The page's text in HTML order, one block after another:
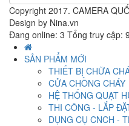
Copyright 2017. CAMERA
Design by Nina.vn
Đang online: 3 Tổng truy cập:
SẢN PHẨM MỚI
THIẾT BỊ CHỮA
CỬA CHỒNG CHÁY
HỆ THỐNG QUẠT
THI CÔNG - LẮP
DỤNG CỤ CNCH -